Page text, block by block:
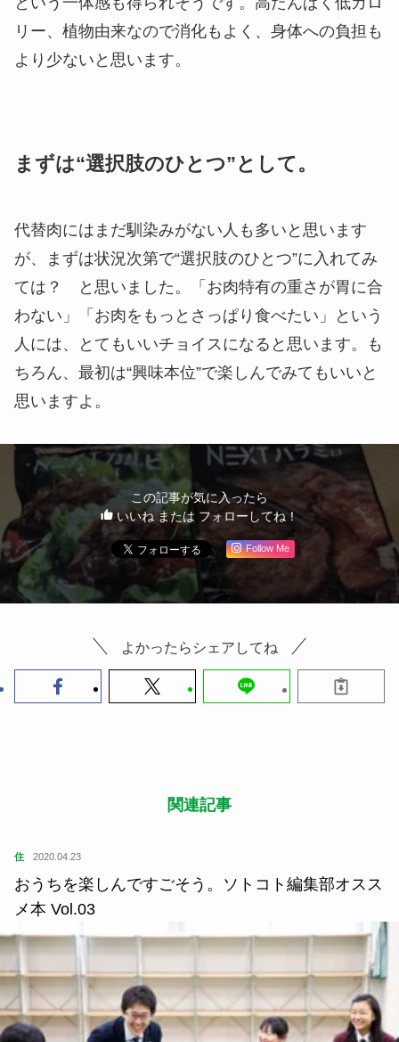
食感は一般的な焼き肉用のお肉よりもやわらかく、
食肉加工食品に近い印象。「さらに本物のお肉に近
づけてきたな～」という進化は感じられました。焼
き肉のタレにつけてレタスやサンチュで包んだり、
トーストに挟んだり、レバニラ風に炒めたり、ピタ
パンの具にしたり、調理方法次第でより本物らしい
肉感は演出ができそうです。
筆者はカレー粉で炒めたあと、食パンで挟んでホッ
トサンドにして食べてみましたが、パンの食感や香
また、肉々しい弾力や繊維を噛みちぎるような食感
がないので、アゴの力が弱い小さい子どもや後期高
という一体感も得られそうです。高たんぱく低カロ
まずは“選択肢のひとつ”として。